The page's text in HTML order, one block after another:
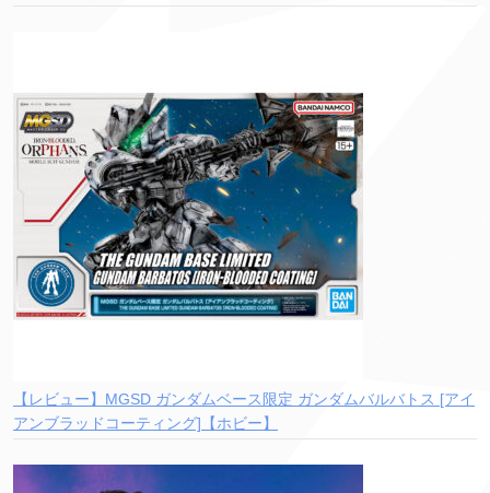
【レビュー】MGSD ガンダムベース限定 ガンダムバルバトス [アイ
アンブラッドコーティング]【ホビー】